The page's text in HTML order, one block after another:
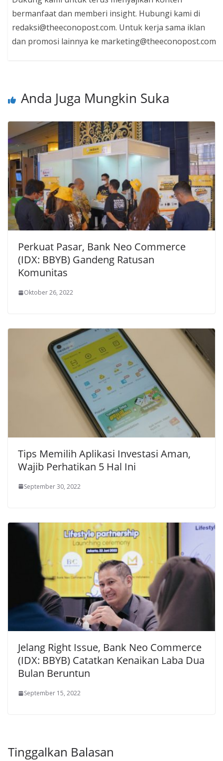
bermanfaat dan memberi insight. Hubungi kami di
redaksi@theeconopost.com. Untuk kerja sama iklan
dan promosi lainnya ke marketing@theeconopost.com
Anda Juga Mungkin Suka
Perkuat Pasar, Bank Neo Commerce
(IDX: BBYB) Gandeng Ratusan
Komunitas
Oktober 26, 2022
Tips Memilih Aplikasi Investasi Aman,
Wajib Perhatikan 5 Hal Ini
September 30, 2022
Jelang Right Issue, Bank Neo Commerce
(IDX: BBYB) Catatkan Kenaikan Laba Dua
Bulan Beruntun
September 15, 2022
Tinggalkan Balasan